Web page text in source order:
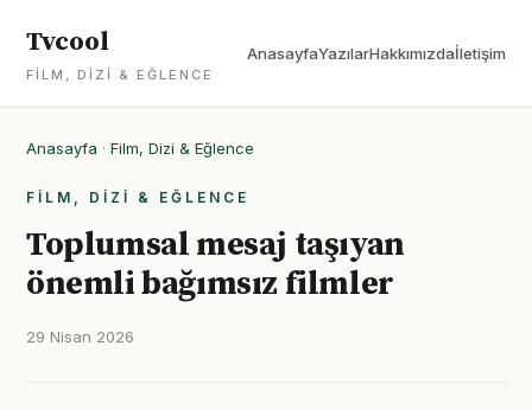
Tvcool
FILM, DIZI & EĞLENCE
AnasayfaYazılarHakkımızdaİletişim
Anasayfa · Film, Dizi & Eğlence
FILM, DIZI & EĞLENCE
Toplumsal mesaj taşıyan
önemli bağımsız filmler
29 Nisan 2026